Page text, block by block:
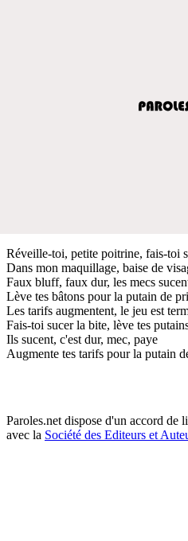
Réveille-toi, petite poitrine, fais-toi
Dans mon maquillage, baise de
Faux bluff, faux dur, les mecs
Lève tes bâtons pour la putain de
Les tarifs augmentent, le jeu est
Fais-toi sucer la bite, lève tes
Ils sucent, c'est dur, mec, paye
Augmente tes tarifs pour la putain
Paroles.net dispose d'un accord de
avec la Société des Editeurs et